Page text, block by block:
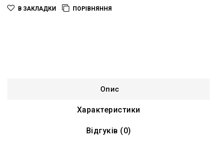
В ЗАКЛАДКИ ПОРІВНЯННЯ
Опис
Характеристики
Відгуків (0)